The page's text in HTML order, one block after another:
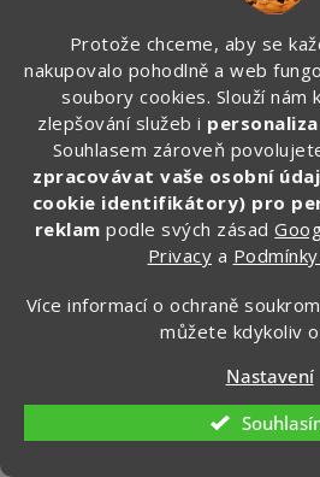
Protože chceme, aby se
nakupovalo pohodlně a web
soubory cookies. Slouží nám
zlepšování služeb i
Souhlasem zároveň
zpracovávat vaše osobní
cookie identifikátory) pro
reklam podle svých zásad
Privacy a
Více informací o ochraně
můžete kdykoliv
Nastavení
vychytávky, které sami
🎁 Po registraci získáte
na první objednávku.
Zde vyplňte svůj email:
CHCI ZÍSKAT SLEVU
Ochrana osobních